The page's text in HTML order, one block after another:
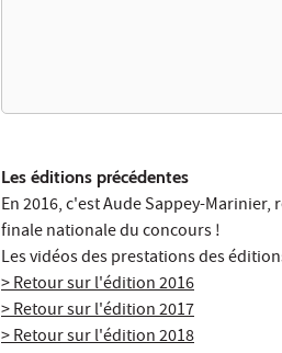
Les éditions précédentes
En 2016, c'estAude Sappey-Marinier,
finale nationale du concours !
Les vidéos des prestations des
> Retour sur l'édition 2016
> Retour sur l'édition 2017
> Retour sur l'édition 2018